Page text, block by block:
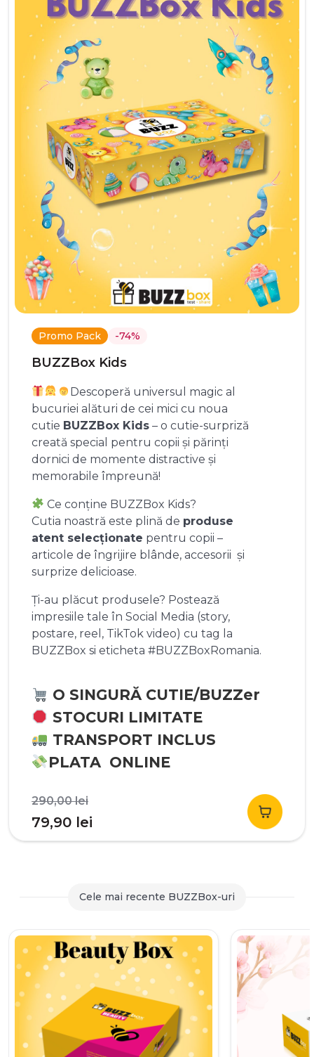
Promo Pack -74%
BUZZBox Kids
Descoperă universul magic al
bucuriei alături de cei mici cu noua
cutie BUZZBox Kids – o cutie-surpriză
creată special pentru copii și părinți
dornici de momente distractive și
memorabile împreună!
Ce conține BUZZBox Kids?
Cutia noastră este plină de produse
atent selecționate pentru copii –
articole de îngrijire blânde, accesorii și
surprize delicioase.
Ți-au plăcut produsele? Postează
impresiile tale în Social Media (story,
postare, reel, TikTok video) cu tag la
BUZZBox si eticheta #BUZZBoxRomania.
O SINGURĂ CUTIE/BUZZer
STOCURI LIMITATE
TRANSPORT INCLUS
PLATA ONLINE
290,00leiPrețul
inițial
a
290,00 lei.
79,90 lei
curent
79,90 lei.
Cele mai recente BUZZBox-uri